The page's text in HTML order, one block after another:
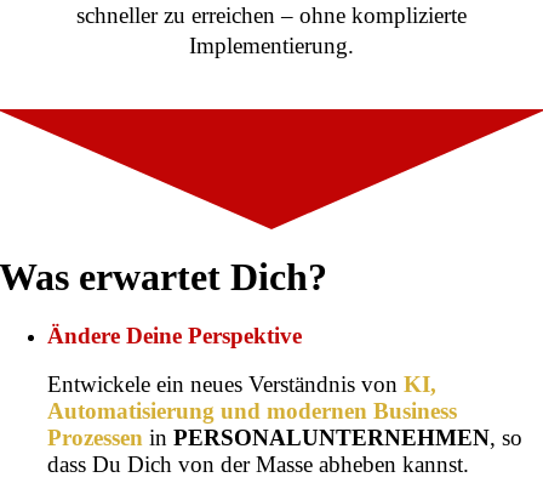
schneller zu erreichen – ohne komplizierte
Implementierung.
Was erwartet Dich?
Ändere Deine Perspektive
Entwickele ein neues Verständnis vonKI,
Automatisierung und modernen Business
Prozessen inPERSONALUNTERNEHMEN, so
dass Du Dich von der Masse abheben kannst.